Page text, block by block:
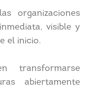
organizaciones
visible y
el inicio.
transformarse
abiertamente